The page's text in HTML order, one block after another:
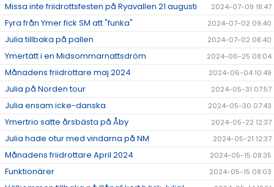
Missa inte friidrottsfesten på Ryavallen 21 augusti 2024-07-09 18:47
Fyra från Ymer fick SM att "funka" 2024-07-02 09:40
Julia tillbaka på pallen 2024-07-02 08:40
Ymertätt i en Midsommarnattsdröm 2024-06-25 08:04
Månadens friidrottare maj 2024 2024-06-04 10:49
Julia på Norden tour 2024-05-31 07:57
Julia ensam icke-danska 2024-05-30 07:43
Ymertrio satte årsbästa på Åby 2024-05-22 12:37
Julia hade otur med vindarna på NM 2024-05-21 12:37
Månadens friidrottare April 2024 2024-05-15 08:35
Funktionärer 2024-05-15 08:03